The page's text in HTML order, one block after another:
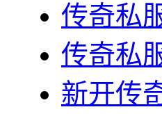
传奇私
传奇私
新开传